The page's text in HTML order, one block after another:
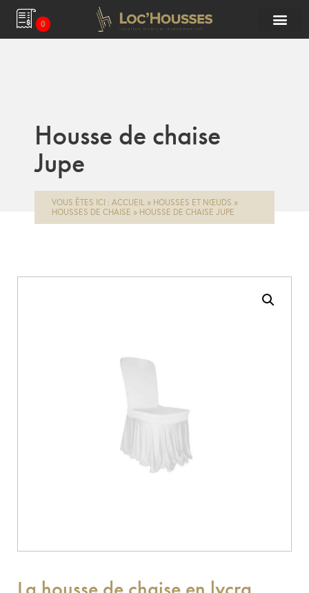
0
Housse de chaise
Jupe
VOUS ÊTES ICI : ACCUEIL » HOUSSES ET NŒUDS »
HOUSSES DE CHAISE » HOUSSE DE CHAISE JUPE